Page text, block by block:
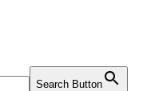
Search Button